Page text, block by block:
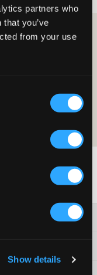
partners who
you’ve
from your use
Show details
10% ZNIŻKI NA
członek i w zwykłych
Aby uzyskać więcej
warunki członkostwa i